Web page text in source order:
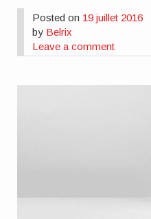
Posted on 19 juillet 2016
by Belrix
Leave a comment